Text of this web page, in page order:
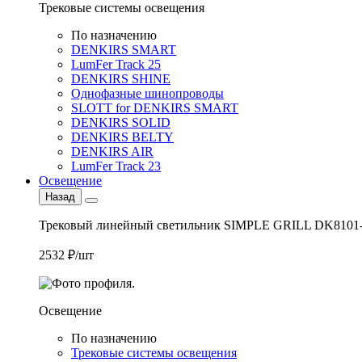
Трековые системы освещения
По назначению
DENKIRS SMART
LumFer Track 25
DENKIRS SHINE
Однофазные шинопроводы
SLOTT for DENKIRS SMART
DENKIRS SOLID
DENKIRS BELTY
DENKIRS AIR
LumFer Track 23
Освещение
Назад
Трековый линейный светильник SIMPLE GRILL
2532 ₽/шт
Освещение
По назначению
Трековые системы освещения